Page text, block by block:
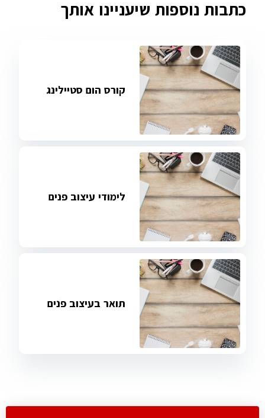
כתבות נוספות שיעניינו אותך
קורס הום סטיילינג
לימודי עיצוב פנים
תואר בעיצוב פנים